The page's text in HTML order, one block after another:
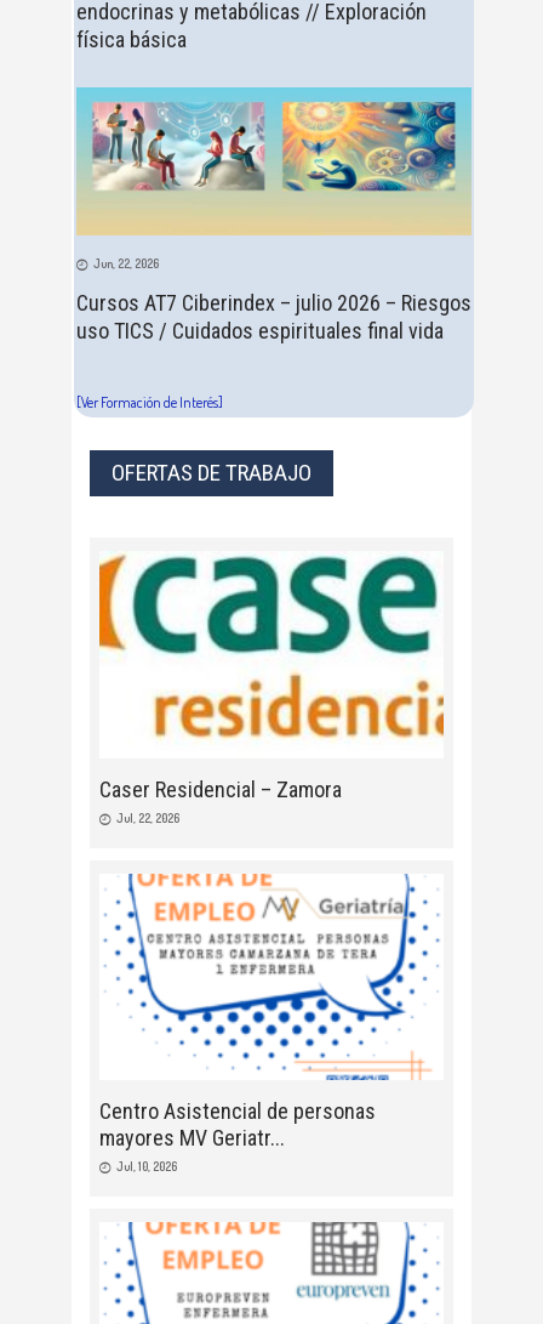
endocrinas y metabólicas // Exploración
física básica
Jun, 22, 2026
Cursos AT7 Ciberindex – julio 2026 – Riesgos
uso TICS / Cuidados espirituales final vida
[Ver Formación de Interés]
OFERTAS DE TRABAJO
Caser Residencial – Zamora
Jul, 22, 2026
Centro Asistencial de personas
mayores MV Geriatr
Jul, 10, 2026